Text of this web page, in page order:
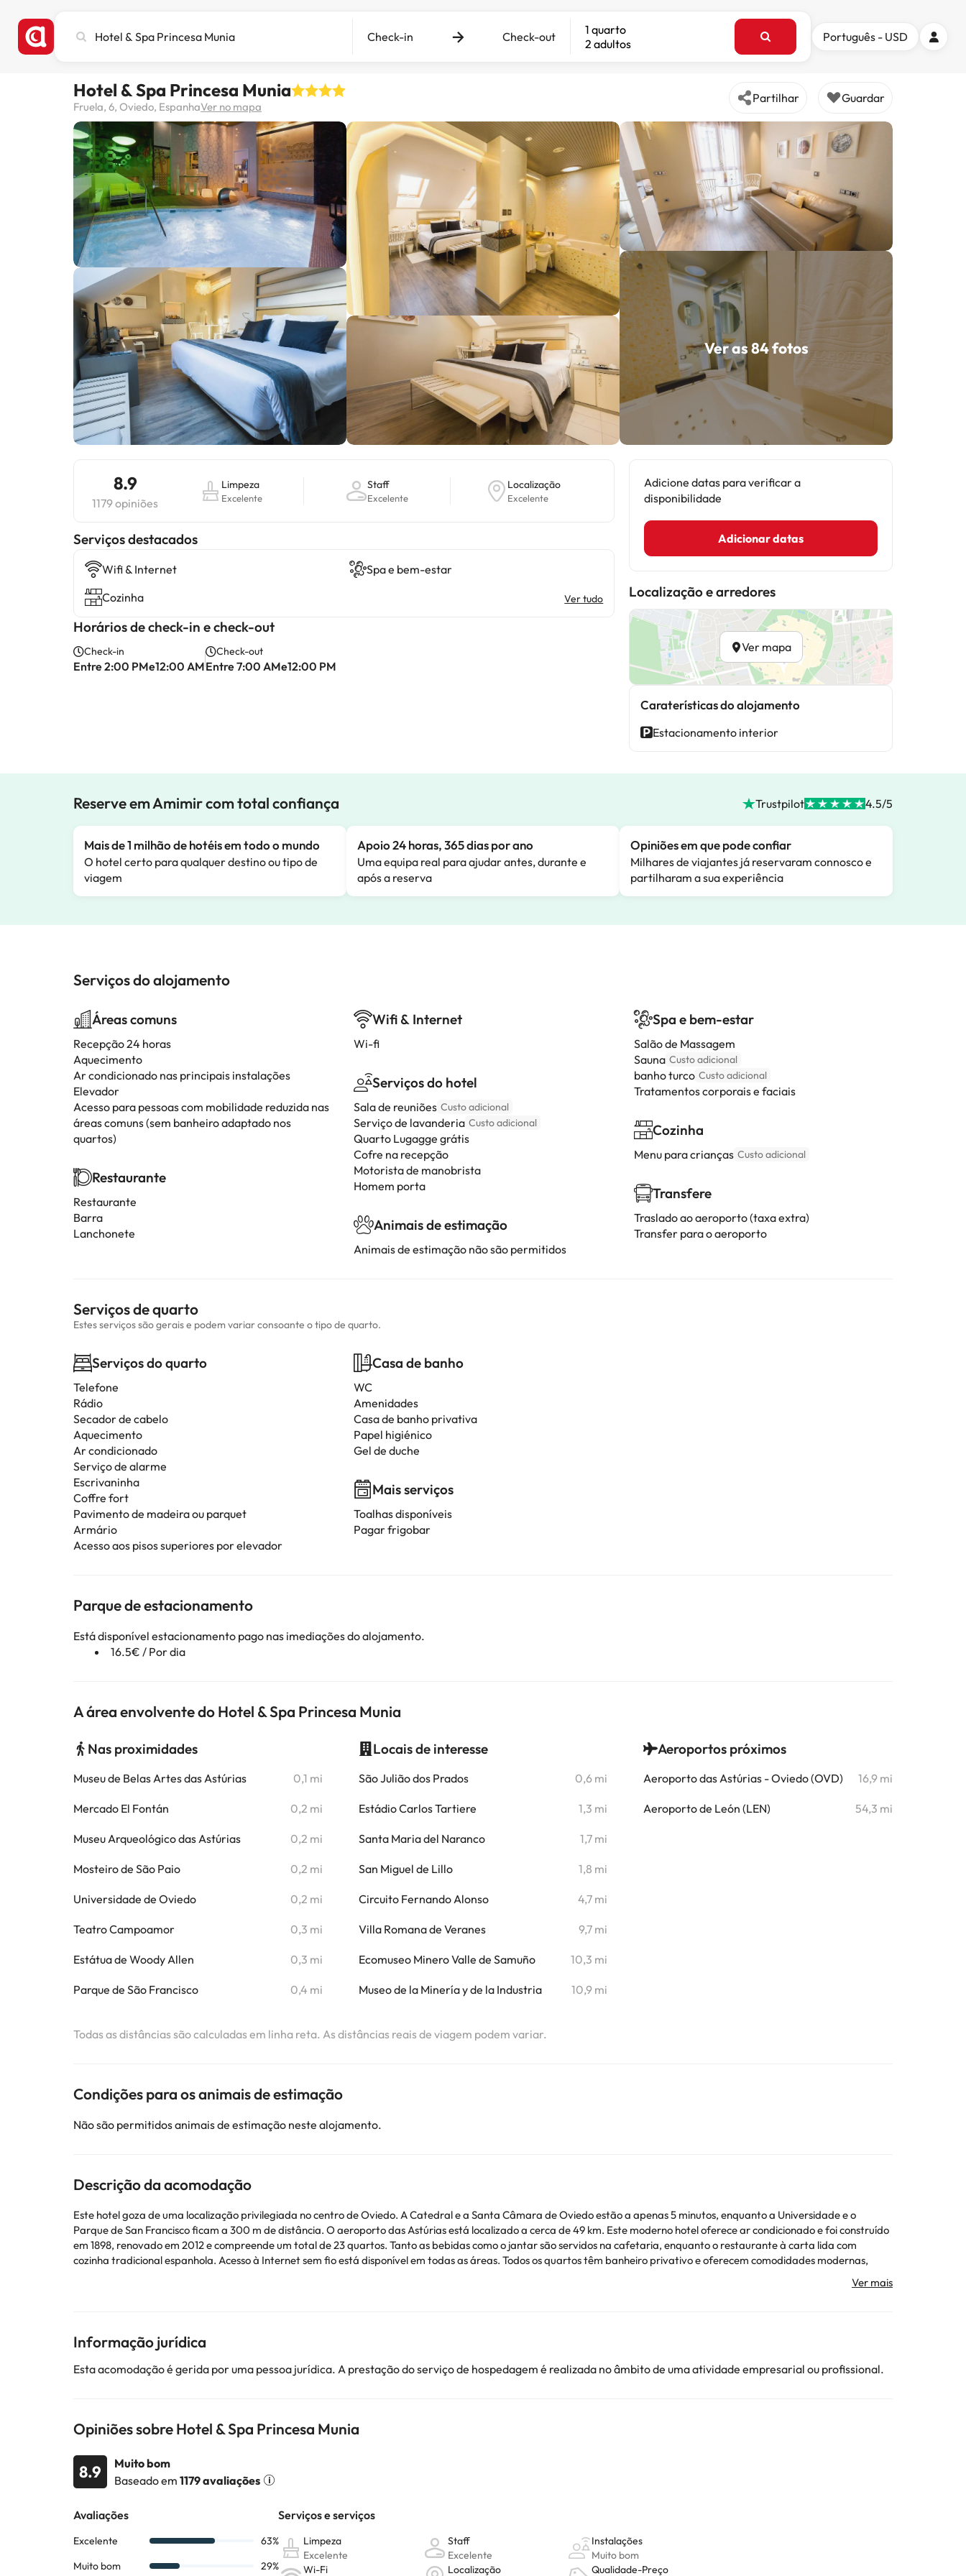
cidade,
destino
Check-in Check-out
1 quarto
2 adultos
Português - USD
Hotel & Spa Princesa Munia
Fruela, 6, Oviedo, EspanhaVer no mapa
Partilhar Guardar
Ver as 84 fotos
8.9
1179 opiniões
Limpeza
Excelente
Staff
Excelente
Localização
Excelente
Serviços destacados
Wifi & Internet
Spa e bem-estar
Cozinha
Ver tudo
Horários de check-in e check-out
Check-in
Entre 2:00 PMe12:00 AM
Check-out
Entre 7:00 AMe12:00 PM
Adicione datas para verificar a
disponibilidade
Adicionar datas
Localização e arredores
Ver mapa
Caraterísticas do alojamento
Estacionamento interior
Reserve em Amimir com total confiança Trustpilot 4.5/5
Mais de 1 milhão de hotéis em todo o mundo
O hotel certo para qualquer destino ou tipo de
viagem
Apoio 24 horas, 365 dias por ano
Uma equipa real para ajudar antes, durante e
após a reserva
Opiniões em que pode confiar
Milhares de viajantes já reservaram connosco e
partilharam a sua experiência
Serviços do alojamento
Áreas comuns
Recepção 24 horas
Aquecimento
Ar condicionado nas principais instalações
Elevador
Acesso para pessoas com mobilidade reduzida nas
áreas comuns (sem banheiro adaptado nos
quartos)
Restaurante
Restaurante
Barra
Lanchonete
Wifi & Internet
Wi-fi
Serviços do hotel
Sala de reuniões Custo adicional
Serviço de lavanderia Custo adicional
Quarto Lugagge grátis
Cofre na recepção
Motorista de manobrista
Homem porta
Animais de estimação
Animais de estimação não são permitidos
Spa e bem-estar
Salão de Massagem
Sauna Custo adicional
banho turco Custo adicional
Tratamentos corporais e faciais
Cozinha
Menu para crianças Custo adicional
Transfere
Traslado ao aeroporto (taxa extra)
Transfer para o aeroporto
Serviços de quarto
Estes serviços são gerais e podem variar consoante o tipo de quarto.
Serviços do quarto
Telefone
Rádio
Secador de cabelo
Aquecimento
Ar condicionado
Serviço de alarme
Escrivaninha
Coffre fort
Pavimento de madeira ou parquet
Armário
Acesso aos pisos superiores por elevador
Casa de banho
WC
Amenidades
Casa de banho privativa
Papel higiénico
Gel de duche
Mais serviços
Toalhas disponíveis
Pagar frigobar
Parque de estacionamento
Está disponível estacionamento pago nas imediações do alojamento.
16.5€ / Por dia
A área envolvente do Hotel & Spa Princesa Munia
Nas proximidades
Museu de Belas Artes das Astúrias 0,1 mi
Mercado El Fontán 0,2 mi
Museu Arqueológico das Astúrias 0,2 mi
Mosteiro de São Paio 0,2 mi
Universidade de Oviedo 0,2 mi
Teatro Campoamor 0,3 mi
Estátua de Woody Allen 0,3 mi
Parque de São Francisco 0,4 mi
Locais de interesse
São Julião dos Prados 0,6 mi
Estádio Carlos Tartiere 1,3 mi
Santa Maria del Naranco 1,7 mi
San Miguel de Lillo 1,8 mi
Circuito Fernando Alonso 4,7 mi
Villa Romana de Veranes 9,7 mi
Ecomuseo Minero Valle de Samuño 10,3 mi
Museo de la Minería y de la Industria 10,9 mi
Aeroportos próximos
Aeroporto das Astúrias - Oviedo (OVD) 16,9 mi
Aeroporto de León (LEN) 54,3 mi
Todas as distâncias são calculadas em linha reta. As distâncias reais de viagem podem variar.
Condições para os animais de estimação
Não são permitidos animais de estimação neste alojamento.
Descrição da acomodação
Este hotel goza de uma localização privilegiada no centro de Oviedo. A Catedral e a Santa Câmara de Oviedo estão a apenas 5 minutos, enquanto a Universidade e o
Parque de San Francisco ficam a 300 m de distância. O aeroporto das Astúrias está localizado a cerca de 49 km. Este moderno hotel oferece ar condicionado e foi construído
em 1898, renovado em 2012 e compreende um total de 23 quartos. Tanto as bebidas como o jantar são servidos na cafetaria, enquanto o restaurante à carta lida com
cozinha tradicional espanhola. Acesso à Internet sem fio está disponível em todas as áreas. Todos os quartos têm banheiro privativo e oferecem comodidades modernas,
incluindo sistema de som estéreo de TV, carregador de iPod e TV de tela plana via satélite. O hotel dispõe de um spa com jacuzzi, sauna, banho turco, banho turco e uma
sujeitas a alterações por parte do alojamento. Se tiver alguma dúvida, contacte-nos.
Informação jurídica
Esta acomodação é gerida por uma pessoa jurídica. A prestação do serviço de hospedagem é realizada no âmbito de uma atividade empresarial ou profissional.
Opiniões sobre Hotel & Spa Princesa Munia
8.9
Muito bom
Baseado em 1179 avaliações